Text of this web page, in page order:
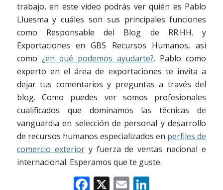
trabajo, en este vídeo podrás ver quién es Pablo
Lluesma y cuáles son sus principales funciones
como Responsable del Blog de RR.HH. y
Exportaciones en GBS Recursos Humanos, así
como ¿en qué podemos ayudarte?. Pablo como
experto en el área de exportaciones te invita a
dejar tus comentarios y preguntas a través del
blog. Como puedes ver somos profesionales
cualificados que dominamos las técnicas de
vanguardia en selección de personal y desarrollo
de recursos humanos especializados en perfiles de
comercio exteriory fuerza de ventas nacional e
internacional. Esperamos que te guste.
Facebook
X EmailLinkedIn